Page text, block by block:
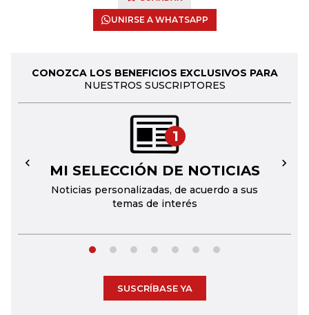
UNIRSE A WHATSAPP
CONOZCA LOS BENEFICIOS EXCLUSIVOS PARA
NUESTROS SUSCRIPTORES
1
MI SELECCIÓN DE NOTICIAS
Noticias personalizadas, de acuerdo a sus
temas de interés
← →
SUSCRÍBASE YA